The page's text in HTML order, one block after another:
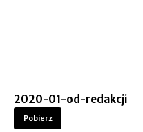
2020-01-od-redakcji
Pobierz